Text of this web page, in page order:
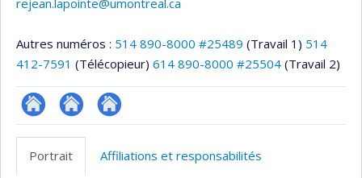
rejean.lapointe@umontreal.ca
Autres numéros : 514 890-8000 #25489 (Travail 1) 514
412-7591 (Télécopieur) 614 890-8000 #25504 (Travail 2)
ResearchGate
Site
Autre
site
Portrait Affiliations et responsabilités